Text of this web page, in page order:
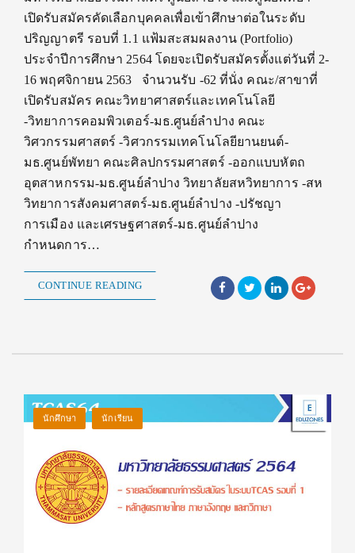
เปิดรับสมัครคัดเลือกบุคคลเพื่อเข้าศึกษาต่อในระดับ
ปริญญาตรี รอบที่ 1.1 แฟ้มสะสมผลงาน (Portfolio)
ประจำปีการศึกษา 2564 โดยจะเปิดรับสมัครตั้งแต่วันที่ 2-
16 พฤศจิกายน 2563 จำนวนรับ -62 ที่นั่ง คณะ/สาขาที่
เปิดรับสมัคร คณะวิทยาศาสตร์และเทคโนโลยี
-วิทยาการคอมพิวเตอร์-มธ.ศูนย์ลำปาง คณะ
วิศวกรรมศาสตร์ -วิศวกรรมเทคโนโลยียานยนต์-
มธ.ศูนย์พัทยา คณะศิลปกรรมศาสตร์ -ออกแบบหัตถ
อุตสาหกรรม-มธ.ศูนย์ลำปาง วิทยาลัยสหวิทยาการ -สห
วิทยาการสังคมศาสตร์-มธ.ศูนย์ลำปาง -ปรัชญา
การเมือง และเศรษฐศาสตร์-มธ.ศูนย์ลำปาง
กำหนดการ…
CONTINUE READING
นักศึกษา นักเรียน